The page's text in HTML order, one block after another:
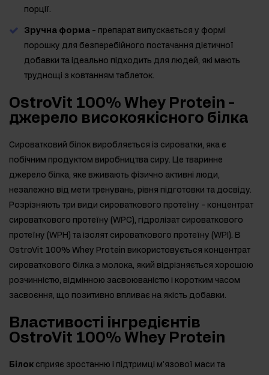
порції.
Зручна форма - препарат випускається у формі
порошку для безперебійного постачання дієтичної
добавки та ідеально підходить для людей, які мають
труднощі з ковтанням таблеток.
OstroVit 100% Whey Protein -
джерело високоякісного білка
Сироватковий білок виробляється із сироватки, яка є
побічним продуктом виробництва сиру. Це тваринне
джерело білка, яке вживають фізично активні люди,
незалежно від мети тренувань, рівня підготовки та досвіду.
Розрізняють три види сироваткового протеїну - концентрат
сироваткового протеїну (WPC), гідролізат сироваткового
протеїну (WPH) та ізолят сироваткового протеїну (WPI). В
OstroVit 100% Whey Protein використовується концентрат
сироваткового білка з молока, який відрізняється хорошою
розчинністю, відмінною засвоюваністю і коротким часом
засвоєння, що позитивно впливає на якість добавки.
Властивості інгредієнтів
OstroVit 100% Whey Protein
Білок сприяє зростанню і підтримці м'язової маси та